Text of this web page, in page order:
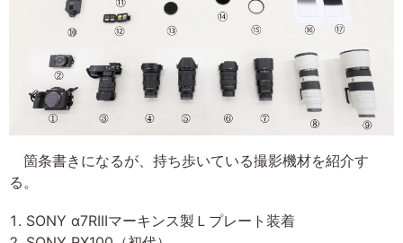
箇条書きになるが、持ち歩いている撮影機材を紹介す
る。
SONY α7RIIIマーキンス製Ｌプレート装着